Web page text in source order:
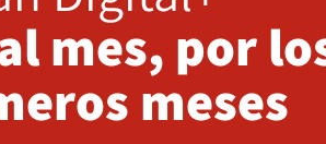
mes, por
meses